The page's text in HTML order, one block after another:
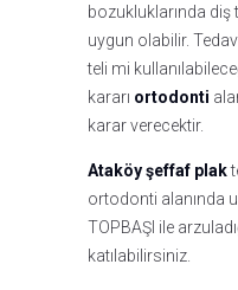
bozukluklarında diş
uygun olabilir.
teli mi
kararı ortodonti
karar verecektir.
Ataköy şeffaf plak
ortodonti alanında
TOPBAŞI ile
katılabilirsiniz.